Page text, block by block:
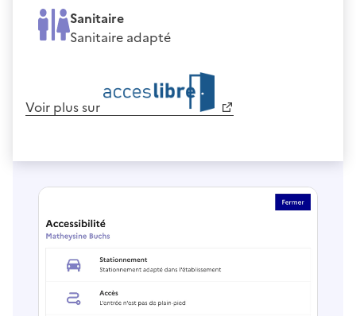
Sanitaire
Sanitaire adapté
Voir plus sur